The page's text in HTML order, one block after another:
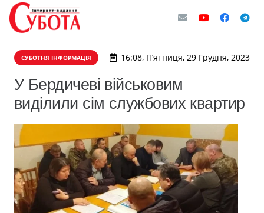
СУБОТНЯ ІНФОРМАЦІЯ 16:08, П’ятниця, 29 Грудня, 2023
У Бердичеві військовим
виділили сім службових квартир